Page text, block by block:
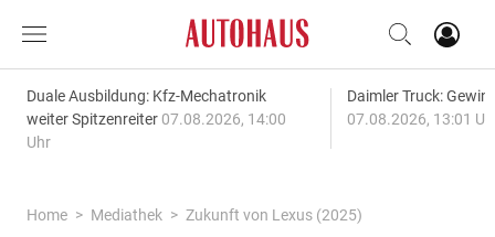
Duale Ausbildung: Kfz-Mechatronik
weiter Spitzenreiter 07.08.2026, 14:00
Uhr
Daimler Truck:
07.08.2026, 13:01
Home Mediathek Zukunft von Lexus (2025)